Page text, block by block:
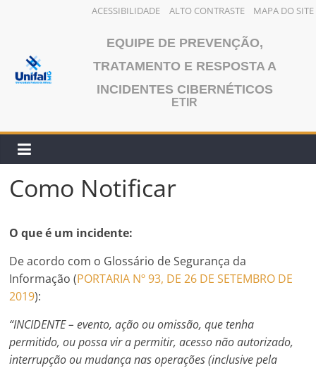
ACESSIBILIDADE ALTO CONTRASTE MAPA DO SITE
conteúdo
EQUIPE DE PREVENÇÃO,
TRATAMENTO E RESPOSTA A
INCIDENTES CIBERNÉTICOS
ETIR
Como Notificar
O que é um incidente:
De acordo com o Glossário de Segurança da
Informação (PORTARIA Nº 93, DE 26 DE SETEMBRO DE
2019):
“INCIDENTE – evento, ação ou omissão, que tenha
permitido, ou possa vir a permitir, acesso não autorizado,
interrupção ou mudança nas operações (inclusive pela